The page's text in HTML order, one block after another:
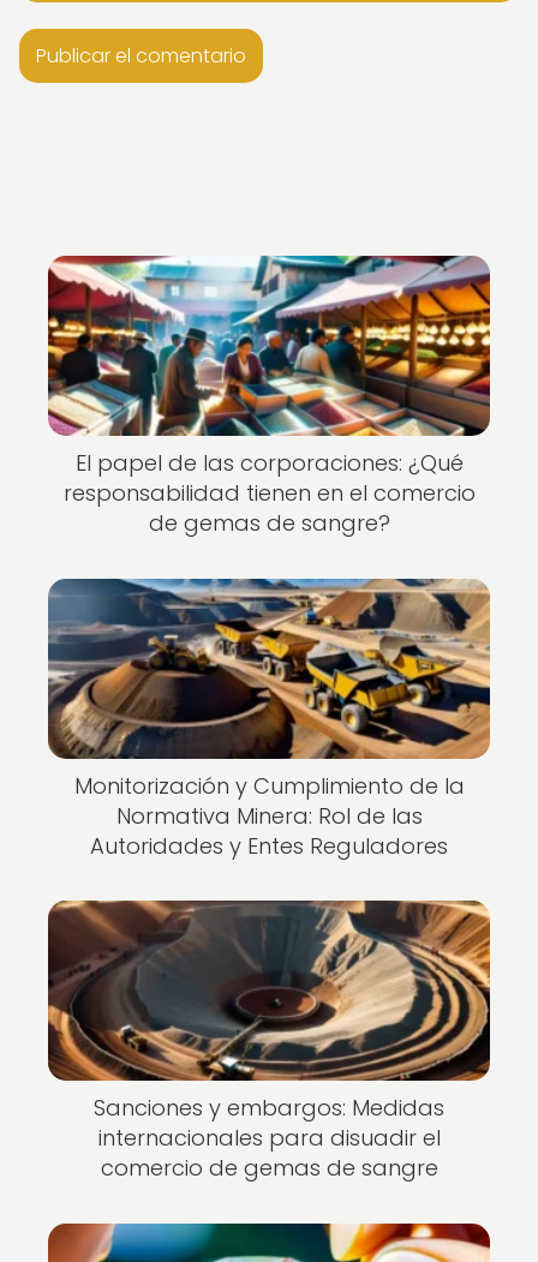
El papel de las corporaciones: ¿Qué
responsabilidad tienen en el comercio
de gemas de sangre?
Monitorización y Cumplimiento de la
Normativa Minera: Rol de las
Autoridades y Entes Reguladores
Sanciones y embargos: Medidas
internacionales para disuadir el
comercio de gemas de sangre